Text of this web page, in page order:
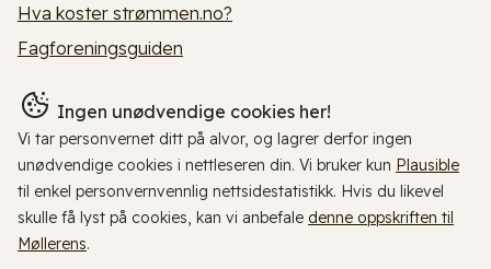
Hva koster strømmen.no?
Fagforeningsguiden
Ingen unødvendige cookies her!
Vi tar personvernet ditt på alvor, og lagrer derfor ingen
unødvendige cookies i nettleseren din. Vi bruker kun Plausible
til enkel personvernvennlig nettsidestatistikk. Hvis du likevel
skulle få lyst på cookies, kan vi anbefale denne oppskriften til
Møllerens.